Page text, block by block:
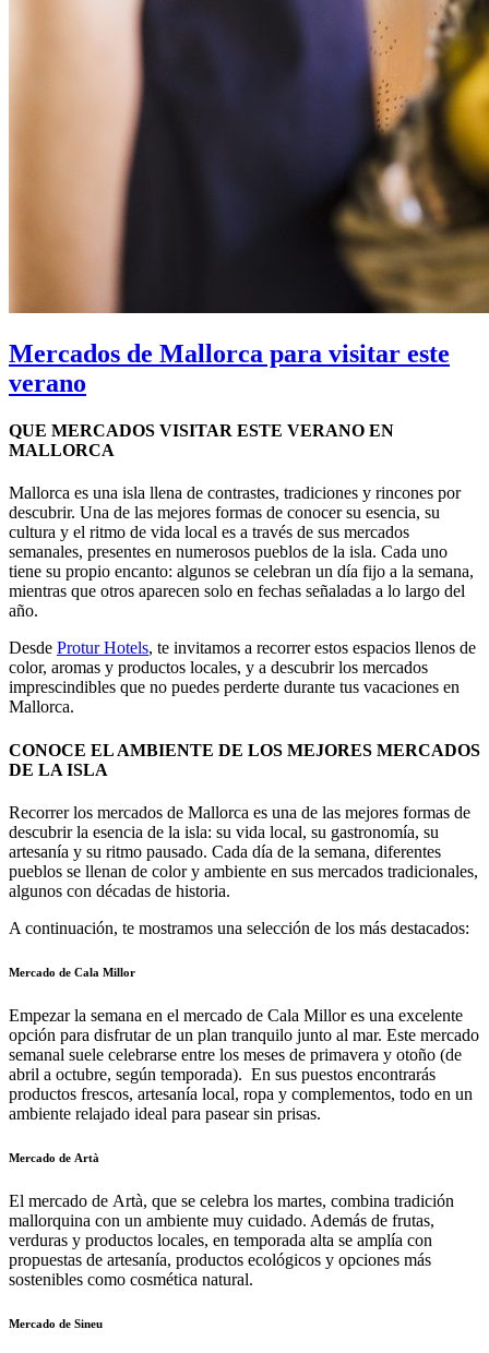
Mercados de Mallorca para visitar este
verano
QUE MERCADOS VISITAR ESTE VERANO EN
MALLORCA
Mallorca es una isla llena de contrastes, tradiciones y rincones por
descubrir. Una de las mejores formas de conocer su esencia, su
cultura y el ritmo de vida local es a través de sus mercados
semanales, presentes en numerosos pueblos de la isla. Cada uno
tiene su propio encanto: algunos se celebran un día fijo a la semana,
mientras que otros aparecen solo en fechas señaladas a lo largo del
año.
Desde Protur Hotels, te invitamos a recorrer estos espacios llenos de
color, aromas y productos locales, y a descubrir los mercados
imprescindibles que no puedes perderte durante tus vacaciones en
Mallorca.
CONOCE EL AMBIENTE DE LOS MEJORES MERCADOS
DE LA ISLA
Recorrer los mercados de Mallorca es una de las mejores formas de
descubrir la esencia de la isla: su vida local, su gastronomía, su
artesanía y su ritmo pausado. Cada día de la semana, diferentes
pueblos se llenan de color y ambiente en sus mercados tradicionales,
algunos con décadas de historia.
A continuación, te mostramos una selección de los más destacados:
Mercado de Cala Millor
Empezar la semana en el mercado de Cala Millor es una excelente
opción para disfrutar de un plan tranquilo junto al mar. Este mercado
semanal suele celebrarse entre los meses de primavera y otoño (de
abril a octubre, según temporada). En sus puestos encontrarás
productos frescos, artesanía local, ropa y complementos, todo en un
ambiente relajado ideal para pasear sin prisas.
Mercado de Artà
El mercado de Artà, que se celebra los martes, combina tradición
mallorquina con un ambiente muy cuidado. Además de frutas,
verduras y productos locales, en temporada alta se amplía con
propuestas de artesanía, productos ecológicos y opciones más
sostenibles como cosmética natural.
Mercado de Sineu